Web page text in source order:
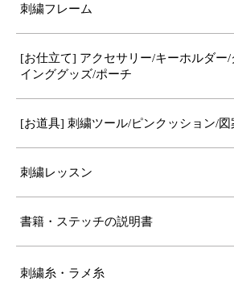
刺繍フレーム
[お仕立て] アクセサリー/キーホルダー/
インググッズ/ポーチ
[お道具] 刺繍ツール/ピンクッション/
刺繍レッスン
書籍・ステッチの説明書
刺繍糸・ラメ糸